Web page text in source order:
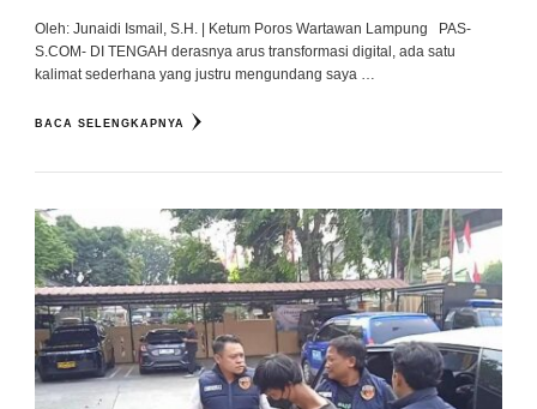
Oleh: Junaidi Ismail, S.H. | Ketum Poros Wartawan Lampung PAS-
S.COM- DI TENGAH derasnya arus transformasi digital, ada satu
kalimat sederhana yang justru mengundang saya …
BACA SELENGKAPNYA